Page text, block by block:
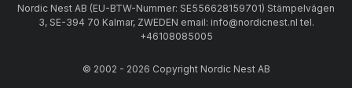
Nordic Nest AB (EU-BTW-Nummer: SE556628159701) Stämpelvägen
3, SE-394 70 Kalmar, ZWEDEN email: info@nordicnest.nl tel.
+46108085005
© 2002 - 2026 Copyright Nordic Nest AB